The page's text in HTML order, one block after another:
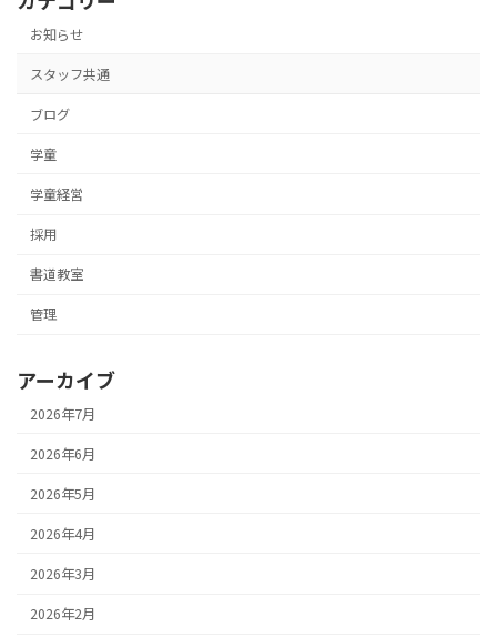
お知らせ
スタッフ共通
ブログ
学童
学童経営
採用
書道教室
管理
アーカイブ
2026年7月
2026年6月
2026年5月
2026年4月
2026年3月
2026年2月